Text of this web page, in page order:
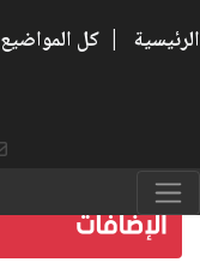
الرئيسية | كل المواضيع